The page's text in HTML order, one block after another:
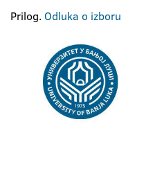
Prilog. Odluka o izboru